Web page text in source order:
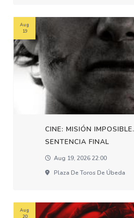
CINE: MISIÓN IMPOSIBLE.
SENTENCIA FINAL
Aug 19, 2026 22:00
Plaza De Toros De Úbeda
Aug
19
Aug
20